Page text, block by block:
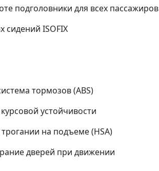
подголовники для всех пассажиров
сидений ISOFIX
тормозов (ABS)
устойчивости
на подъеме (HSA)
дверей при движении